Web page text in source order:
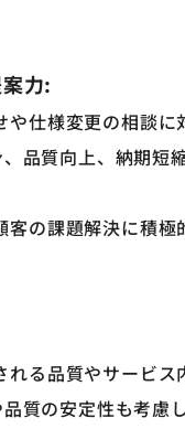
力:
仕様変更の相談
品質向上、納期短
の課題解決に積
る品質やサービ
質の安定性も考慮